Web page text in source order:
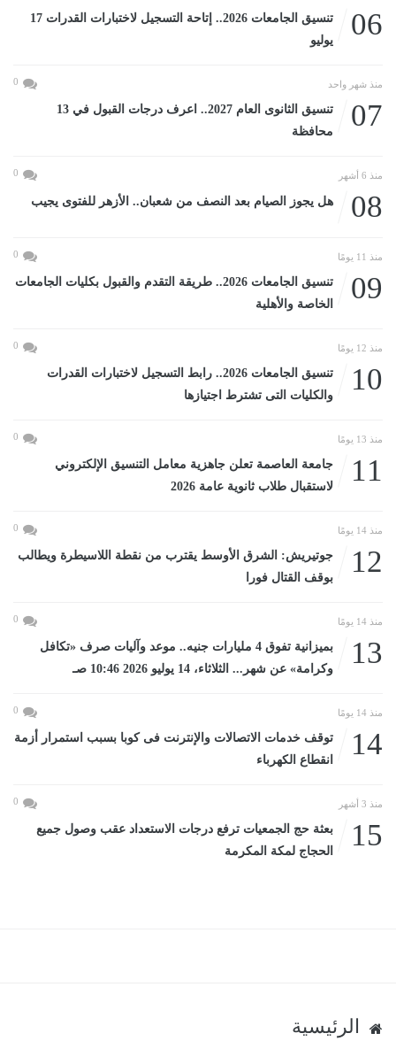
06
تنسيق الجامعات 2026.. إتاحة التسجيل لاختبارات القدرات 17
يوليو
منذ شهر واحد 0
07
تنسيق الثانوى العام 2027.. اعرف درجات القبول في 13
محافظة
منذ 6 أشهر 0
08 هل يجوز الصيام بعد النصف من شعبان.. الأزهر للفتوى يجيب
منذ 11 يومًا 0
09
تنسيق الجامعات 2026.. طريقة التقدم والقبول بكليات الجامعات
الخاصة والأهلية
منذ 12 يومًا 0
10
تنسيق الجامعات 2026.. رابط التسجيل لاختبارات القدرات
والكليات التى تشترط اجتيازها
منذ 13 يومًا 0
11
جامعة العاصمة تعلن جاهزية معامل التنسيق الإلكتروني
لاستقبال طلاب ثانوية عامة 2026
منذ 14 يومًا 0
12
جوتيريش: الشرق الأوسط يقترب من نقطة اللاسيطرة ويطالب
بوقف القتال فورا
منذ 14 يومًا 0
13
بميزانية تفوق 4 مليارات جنيه.. موعد وآليات صرف «تكافل
وكرامة» عن شهر... الثلاثاء، 14 يوليو 2026 10:46 صـ
منذ 14 يومًا 0
14
توقف خدمات الاتصالات والإنترنت فى كوبا بسبب استمرار أزمة
انقطاع الكهرباء
منذ 3 أشهر 0
15
بعثة حج الجمعيات ترفع درجات الاستعداد عقب وصول جميع
الحجاج لمكة المكرمة
الرئيسية